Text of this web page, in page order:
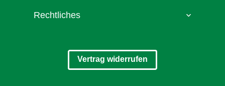
Rechtliches
Vertrag widerrufen